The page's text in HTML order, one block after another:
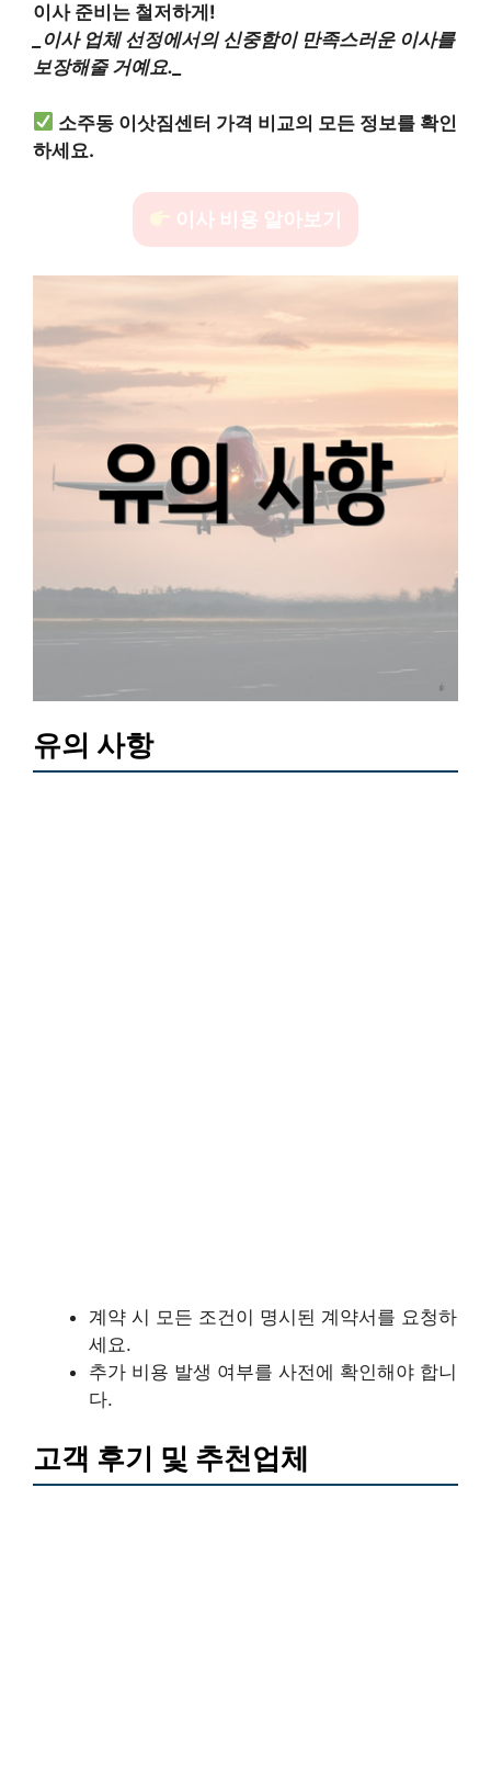
이사 준비는 철저하게!
_이사 업체 선정에서의 신중함이 만족스러운 이사를
보장해줄 거예요._
소주동 이삿짐센터 가격 비교의 모든 정보를 확인
하세요.
이사 비용 알아보기
유의 사항
계약 시 모든 조건이 명시된 계약서를 요청하
세요.
추가 비용 발생 여부를 사전에 확인해야 합니
다.
고객 후기 및 추천업체